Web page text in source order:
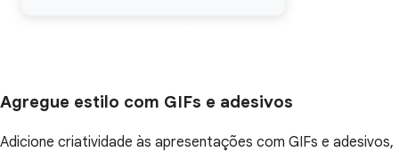
Agregue estilo com GIFs e adesivos
Adicione criatividade às apresentações com GIFs e adesivos,